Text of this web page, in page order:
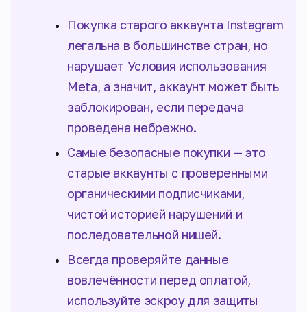
Покупка старого аккаунта Instagram
легальна в большинстве стран, но
нарушает Условия использования
Meta, а значит, аккаунт может быть
заблокирован, если передача
проведена небрежно.
Самые безопасные покупки — это
старые аккаунты с проверенными
органическими подписчиками,
чистой историей нарушений и
последовательной нишей.
Всегда проверяйте данные
вовлечённости перед оплатой,
используйте эскроу для защиты